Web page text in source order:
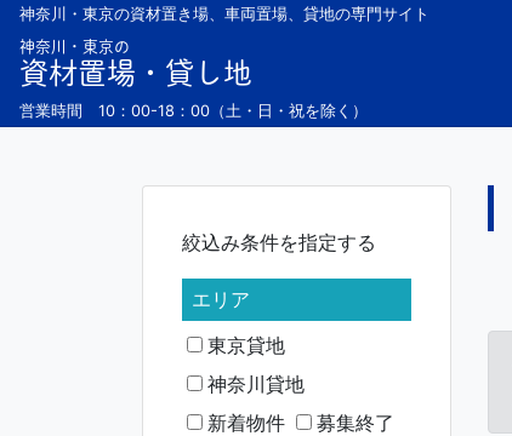
Skip
content
神奈川・東京の資材置き場、車両置場、貸地の専門サイト
神奈川・東京の
資材置場・貸し地
営業時間 10：00-18：00（土・日・祝を除く）
絞込み条件を指定する
エリア
東京貸地
神奈川貸地
新着物件
募集終了